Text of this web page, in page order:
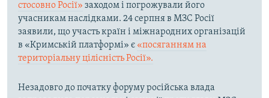
стосовно Росії» заходом і погрожували його
учасникам наслідками. 24 серпня в МЗС Росії
заявили, що участь країн і міжнародних організацій
в «Кримській платформі» є «посяганням на
територіальну цілісність Росії».
Незадовго до початку форуму російська влада